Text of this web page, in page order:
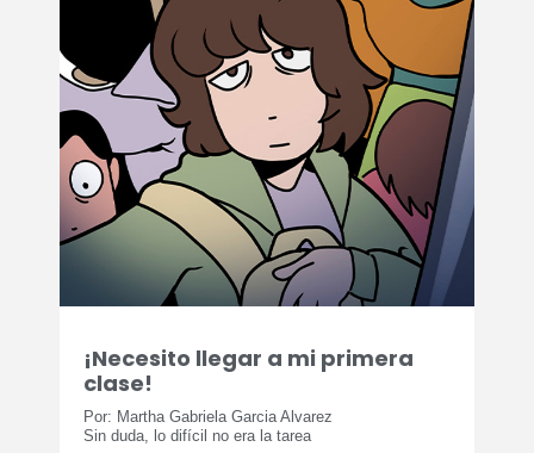
¡Necesito llegar a mi primera
clase!
Por: Martha Gabriela Garcia Alvarez
Sin duda, lo difícil no era la tarea